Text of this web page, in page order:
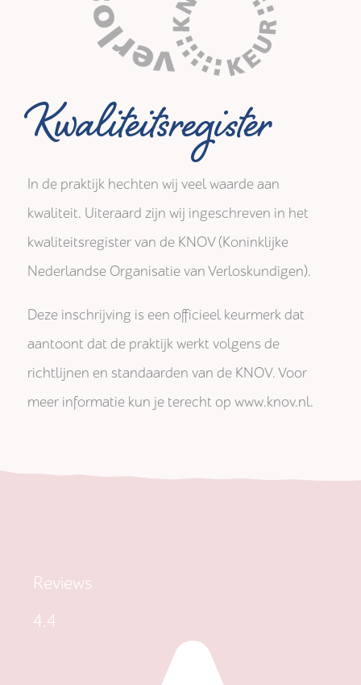
Kwaliteitsregister
In de praktijk hechten wij veel waarde aan
kwaliteit. Uiteraard zijn wij ingeschreven in het
kwaliteitsregister van de KNOV (Koninklijke
Nederlandse Organisatie van Verloskundigen).
Deze inschrijving is een officieel keurmerk dat
aantoont dat de praktijk werkt volgens de
richtlijnen en standaarden van de KNOV. Voor
meer informatie kun je terecht op www.knov.nl.
Reviews
4.4